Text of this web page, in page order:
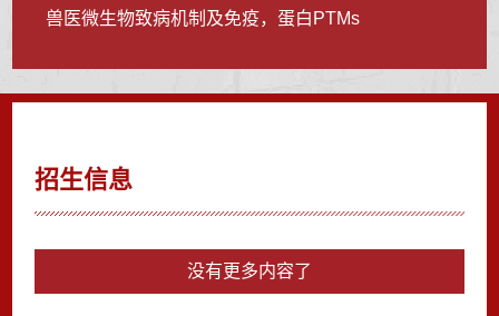
兽医微生物致病机制及免疫，蛋白PTMs
招生信息
没有更多内容了